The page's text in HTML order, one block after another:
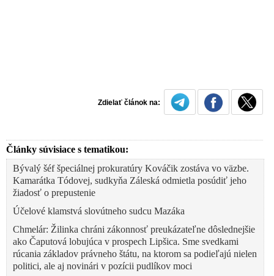
Zdielať článok na:
Články súvisiace s tematikou:
Bývalý šéf špeciálnej prokuratúry Kováčik zostáva vo väzbe.
Kamarátka Tódovej, sudkyňa Záleská odmietla posúdiť jeho
žiadosť o prepustenie
Účelové klamstvá slovútneho sudcu Mazáka
Chmelár: Žilinka chráni zákonnosť preukázateľne dôslednejšie
ako Čaputová lobujúca v prospech Lipšica. Sme svedkami
rúcania základov právneho štátu, na ktorom sa podieľajú nielen
politici, ale aj novinári v pozícii pudlíkov moci